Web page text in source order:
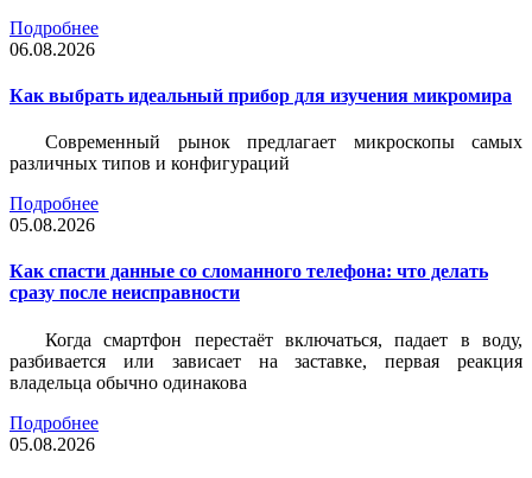
Подробнее
06.08.2026
Как выбрать идеальный прибор для изучения микромира
Современный рынок предлагает микроскопы самых
различных типов и конфигураций
Подробнее
05.08.2026
Как спасти данные со сломанного телефона: что делать
сразу после неисправности
Когда смартфон перестаёт включаться, падает в воду,
разбивается или зависает на заставке, первая реакция
владельца обычно одинакова
Подробнее
05.08.2026